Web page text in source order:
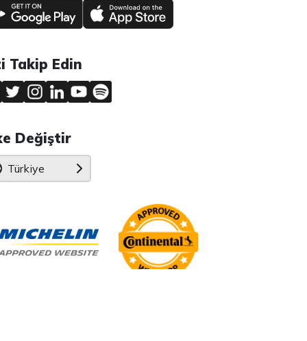
Takip Edin
Değiştir
Türkiye